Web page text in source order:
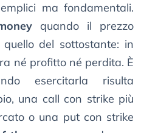
ma fondamentali.
quando il prezzo
quello del sottostante: in
né profitto né perdita. È
esercitarla risulta
una call con strike più
o una put con strike